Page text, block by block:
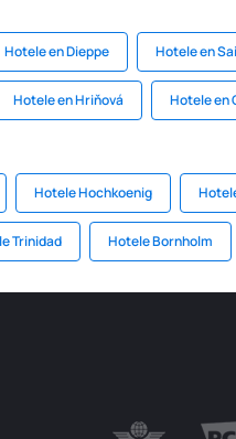
Hotele en Dieppe Hotele en
Hotele en Hriňová Hotele en
Hotele Hochkoenig
Trinidad Hotele Bornholm